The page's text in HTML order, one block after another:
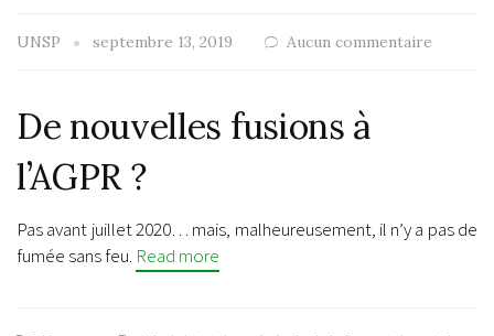
UNSP septembre 13, 2019 Aucun commentaire
De nouvelles fusions à
l’AGPR ?
Pas avant juillet 2020… mais, malheureusement, il n’y a pas de
fumée sans feu. Read more